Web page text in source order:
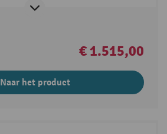
€ 1.515,00
Naar het product